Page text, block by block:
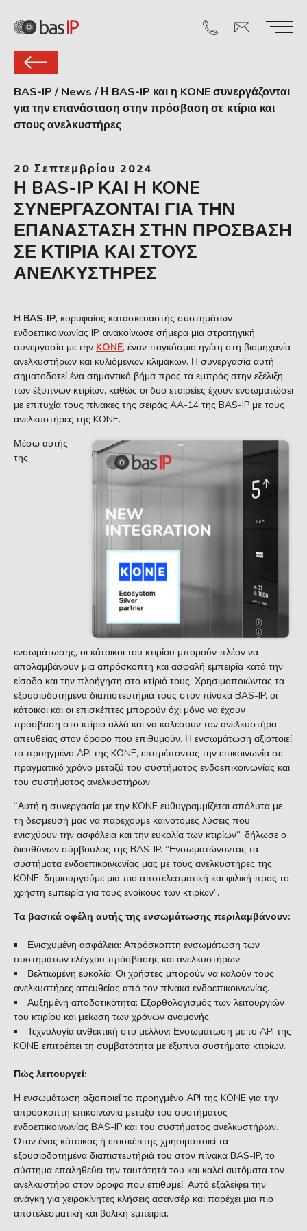
BAS-IP / News / Η BAS-IP και η KONE συνεργάζονται
για την επανάσταση στην πρόσβαση σε κτίρια και
στους ανελκυστήρες
20 Σεπτεμβρίου 2024
Η BAS-IP ΚΑΙ Η KONE
ΣΥΝΕΡΓΆΖΟΝΤΑΙ ΓΙΑ ΤΗΝ
ΕΠΑΝΆΣΤΑΣΗ ΣΤΗΝ ΠΡΌΣΒΑΣΗ
ΣΕ ΚΤΊΡΙΑ ΚΑΙ ΣΤΟΥΣ
ΑΝΕΛΚΥΣΤΉΡΕΣ
Η BAS-IP, κορυφαίος κατασκευαστής συστημάτων
ενδοεπικοινωνίας IP, ανακοίνωσε σήμερα μια στρατηγική
συνεργασία με την KONE, έναν παγκόσμιο ηγέτη στη βιομηχανία
ανελκυστήρων και κυλιόμενων κλιμάκων. Η συνεργασία αυτή
σηματοδοτεί ένα σημαντικό βήμα προς τα εμπρός στην εξέλιξη
των έξυπνων κτιρίων, καθώς οι δύο εταιρείες έχουν ενσωματώσει
με επιτυχία τους πίνακες της σειράς AA-14 της BAS-IP με τους
ανελκυστήρες της KONE.
Μέσω αυτής
της
ενσωμάτωσης, οι κάτοικοι του κτιρίου μπορούν πλέον να
απολαμβάνουν μια απρόσκοπτη και ασφαλή εμπειρία κατά την
είσοδο και την πλοήγηση στο κτίριό τους. Χρησιμοποιώντας τα
εξουσιοδοτημένα διαπιστευτήριά τους στον πίνακα BAS-IP, οι
κάτοικοι και οι επισκέπτες μπορούν όχι μόνο να έχουν
πρόσβαση στο κτίριο αλλά και να καλέσουν τον ανελκυστήρα
απευθείας στον όροφο που επιθυμούν. Η ενσωμάτωση αξιοποιεί
το προηγμένο API της KONE, επιτρέποντας την επικοινωνία σε
πραγματικό χρόνο μεταξύ του συστήματος ενδοεπικοινωνίας και
του συστήματος ανελκυστήρων.
“Αυτή η συνεργασία με την KONE ευθυγραμμίζεται απόλυτα με
τη δέσμευσή μας να παρέχουμε καινοτόμες λύσεις που
ενισχύουν την ασφάλεια και την ευκολία των κτιρίων”, δήλωσε ο
διευθύνων σύμβουλος της BAS-IP. “Ενσωματώνοντας τα
συστήματα ενδοεπικοινωνίας μας με τους ανελκυστήρες της
KONE, δημιουργούμε μια πιο αποτελεσματική και φιλική προς το
χρήστη εμπειρία για τους ενοίκους των κτιρίων”.
Τα βασικά οφέλη αυτής της ενσωμάτωσης περιλαμβάνουν:
Ενισχυμένη ασφάλεια: Απρόσκοπτη ενσωμάτωση των
συστημάτων ελέγχου πρόσβασης και ανελκυστήρων.
Βελτιωμένη ευκολία: Οι χρήστες μπορούν να καλούν τους
ανελκυστήρες απευθείας από τον πίνακα ενδοεπικοινωνίας.
Αυξημένη αποδοτικότητα: Εξορθολογισμός των λειτουργιών
του κτιρίου και μείωση των χρόνων αναμονής.
Τεχνολογία ανθεκτική στο μέλλον: Ενσωμάτωση με το API της
KONE επιτρέπει τη συμβατότητα με έξυπνα συστήματα κτιρίων.
Πώς λειτουργεί:
Η ενσωμάτωση αξιοποιεί το προηγμένο API της KONE για την
απρόσκοπτη επικοινωνία μεταξύ του συστήματος
ενδοεπικοινωνίας BAS-IP και του συστήματος ανελκυστήρων.
Όταν ένας κάτοικος ή επισκέπτης χρησιμοποιεί τα
εξουσιοδοτημένα διαπιστευτήριά του στον πίνακα BAS-IP, το
σύστημα επαληθεύει την ταυτότητά του και καλεί αυτόματα τον
ανελκυστήρα στον όροφο που επιθυμεί. Αυτό εξαλείφει την
ανάγκη για χειροκίνητες κλήσεις ασανσέρ και παρέχει μια πιο
αποτελεσματική και βολική εμπειρία.